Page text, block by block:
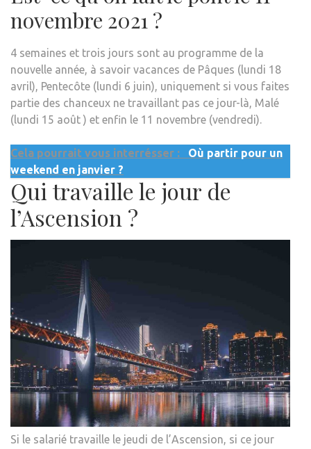
novembre 2021 ?
4 semaines et trois jours sont au programme de la
nouvelle année, à savoir vacances de Pâques (lundi 18
avril), Pentecôte (lundi 6 juin), uniquement si vous faites
partie des chanceux ne travaillant pas ce jour-là, Malé
(lundi 15 août ) et enfin le 11 novembre (vendredi).
Cela pourrait vous interrésser :
Où partir pour un
weekend en janvier ?
Qui travaille le jour de
l’Ascension ?
Si le salarié travaille le jeudi de l’Ascension, si ce jour